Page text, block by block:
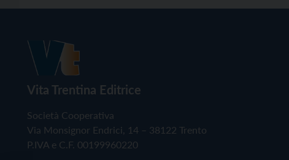
Vita Trentina Editrice
Società Cooperativa
Via Monsignor Endrici, 14 – 38122 Trento
P.IVA e C.F. 00199960220